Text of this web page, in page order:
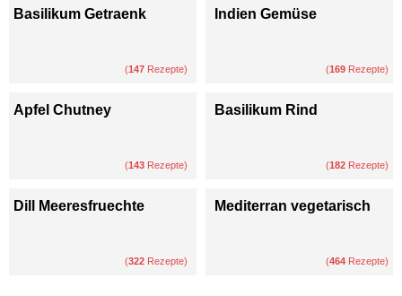
Basilikum Getraenk
(147 Rezepte)
Indien Gemüse
(169 Rezepte)
Apfel Chutney
(143 Rezepte)
Basilikum Rind
(182 Rezepte)
Dill Meeresfruechte
(322 Rezepte)
Mediterran vegetarisch
(464 Rezepte)